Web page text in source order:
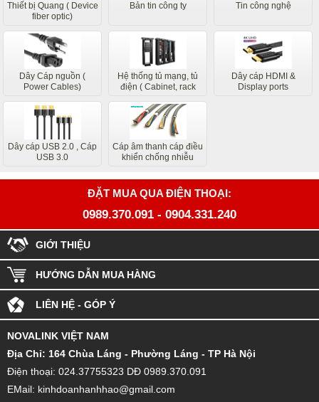
Thiết bị Quang ( Device
fiber optic)
Bản tin công ty Tin công nghệ
Dây Cáp nguồn (
Power Cables)
Hệ thống tủ mạng, tủ
điện ( Cabinet, rack
Dây cáp HDMI &
Display ports
Dây cáp USB 2.0 , Cáp
USB 3.0
Cáp âm thanh cáp điều
khiển chống nhiễu
ĐẶT MUA QUA ĐIỆN THOẠI:
0989.370.091 - 0904.331.240
GIỚI THIỆU
HƯỚNG DẪN MUA HÀNG
LIÊN HỆ - GÓP Ý
NOVALINK VIỆT NAM
Địa Chỉ: 164 Chùa Láng - Phường Láng - TP Hà Nội
Điện thoại: 024.37755323 DĐ 0989.370.091
EMail: kinhdoanhanhhao@gmail.com